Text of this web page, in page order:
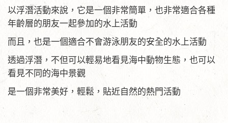
以浮潛活動來說，它是一個非常簡單，也非常適合各種
年齡層的朋友一起參加的水上活動
而且，也是一個適合不會游泳朋友的安全的水上活動
透過浮潛，不但可以輕易地看見海中動物生態，也可以
看見不同的海中景觀
是一個非常美好，輕鬆，貼近自然的熱門活動